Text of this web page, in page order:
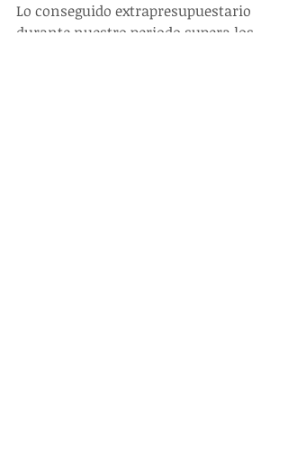
Lo conseguido extrapresupuestario
durante nuestro periodo supera los